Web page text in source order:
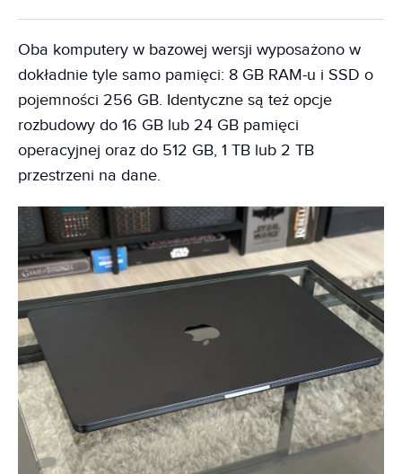
Oba komputery w bazowej wersji wyposażono w
dokładnie tyle samo pamięci: 8 GB RAM-u i SSD o
pojemności 256 GB. Identyczne są też opcje
rozbudowy do 16 GB lub 24 GB pamięci
operacyjnej oraz do 512 GB, 1 TB lub 2 TB
przestrzeni na dane.